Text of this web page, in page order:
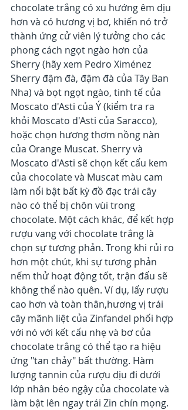
chocolate trắng có xu hướng êm dịu
hơn và có hương vị bơ, khiến nó trở
thành ứng cử viên lý tưởng cho các
phong cách ngọt ngào hơn của
Sherry (hãy xem Pedro Ximénez
Sherry đậm đà, đậm đà của Tây Ban
Nha) và bọt ngọt ngào, tinh tế của
Moscato d'Asti của Ý (kiểm tra ra
khỏi Moscato d'Asti của Saracco),
hoặc chọn hương thơm nồng nàn
của Orange Muscat. Sherry và
Moscato d'Asti sẽ chọn kết cấu kem
của chocolate và Muscat màu cam
làm nổi bật bất kỳ đồ đạc trái cây
nào có thể bị chôn vùi trong
chocolate. Một cách khác, để kết hợp
rượu vang với chocolate trắng là
chọn sự tương phản. Trong khi rủi ro
hơn một chút, khi sự tương phản
nếm thử hoạt động tốt, trận đấu sẽ
không thể nào quên. Ví dụ, lấy rượu
cao hơn và toàn thân,hương vị trái
cây mãnh liệt của Zinfandel phối hợp
với nó với kết cấu nhẹ và bơ của
chocolate trắng có thể tạo ra hiệu
ứng "tan chảy" bất thường. Hàm
lượng tannin của rượu dịu đi dưới
lớp nhân béo ngậy của chocolate và
làm bật lên ngay trái Zin chín mọng.